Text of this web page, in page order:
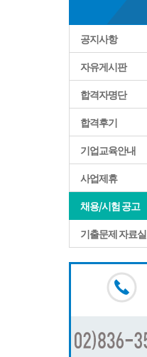
공지사항
자유게시판
합격자명단
합격후기
기업교육안내
사업제휴
채용/시험 공고
기출문제 자료실